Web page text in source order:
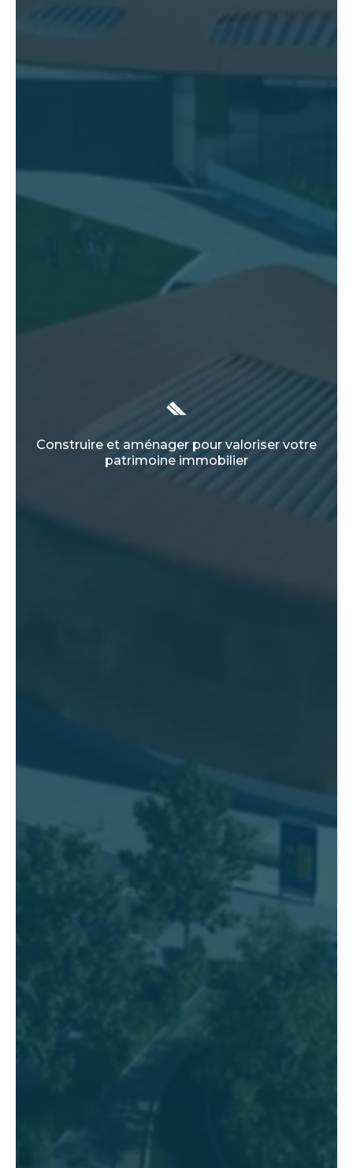
Construire et aménager pour valoriser votre
patrimoine immobilier